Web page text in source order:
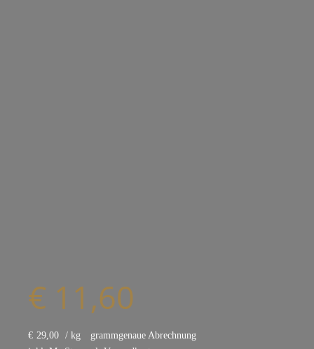
€ 11,60
€ 29,00 / kg
grammgenaue Abrechnung